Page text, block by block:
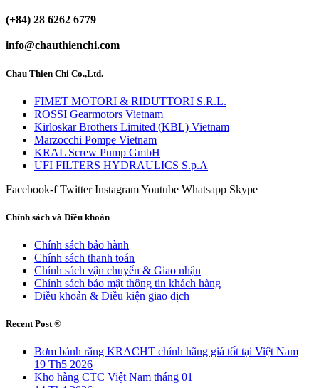
(+84) 28 6262 6779
info@chauthienchi.com
Chau Thien Chi Co.,Ltd.
FIMET MOTORI & RIDUTTORI S.R.L.
ROSSI Gearmotors Vietnam
Kirloskar Brothers Limited (KBL) Vietnam
Marzocchi Pompe Vietnam
KRAL Screw Pump GmbH
UFI FILTERS HYDRAULICS S.p.A
Facebook-f Twitter InstagramYoutube Whatsapp Skype
Chính sách và Điều khoản
Chính sách bảo hành
Chính sách thanh toán
Chính sách vận chuyển & Giao nhận
Chính sách bảo mật thông tin khách hàng
Điều khoản & Điều kiện giao dịch
Recent Post ®
Bơm bánh răng KRACHT chính hãng giá tốt tại Việt Nam
19 Th5 2026
Kho hàng CTC Việt Nam tháng 01